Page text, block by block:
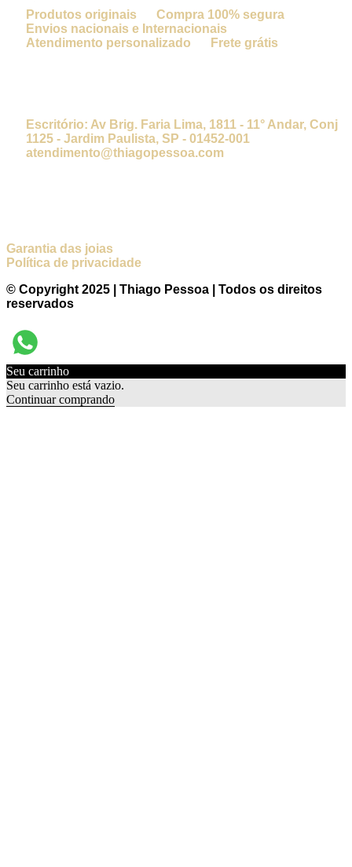
Produtos originais
Compra 100% segura
Envios nacionais e Internacionais
Atendimento personalizado
Frete grátis
Escritório: Av Brig. Faria Lima, 1811 - 11° Andar, Conj
1125 - Jardim Paulista, SP - 01452-001
atendimento@thiagopessoa.com
Garantia das joias
Política de privacidade
© Copyright 2025 | Thiago Pessoa | Todos os direitos
reservados
Seu carrinho
Seu carrinho está vazio.
Continuar comprando